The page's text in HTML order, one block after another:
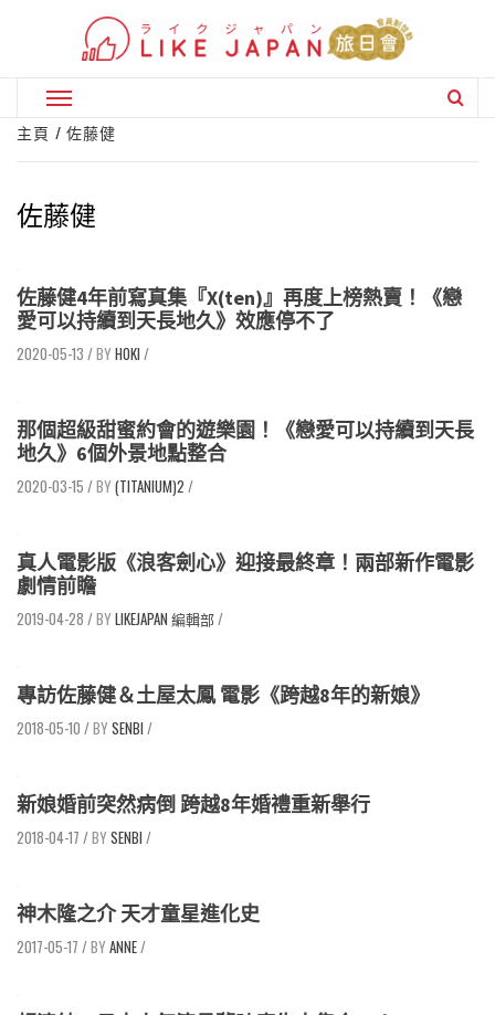
Primary
Menu
主頁 佐藤健
佐藤健
佐藤健4年前寫真集『X(ten)』再度上榜熱賣！《戀
愛可以持續到天長地久》效應停不了
2020-05-13 / HOKI /
那個超級甜蜜約會的遊樂園！《戀愛可以持續到天長
地久》6個外景地點整合
2020-03-15 / (TITANIUM)2 /
真人電影版《浪客劍心》迎接最終章！兩部新作電影
劇情前瞻
2019-04-28 / LIKEJAPAN 編輯部/
專訪佐藤健＆土屋太鳳 電影《跨越8年的新娘》
2018-05-10 / SENBI /
新娘婚前突然病倒 跨越8年婚禮重新舉行
2018-04-17 / SENBI /
神木隆之介 天才童星進化史
2017-05-17 / ANNE/